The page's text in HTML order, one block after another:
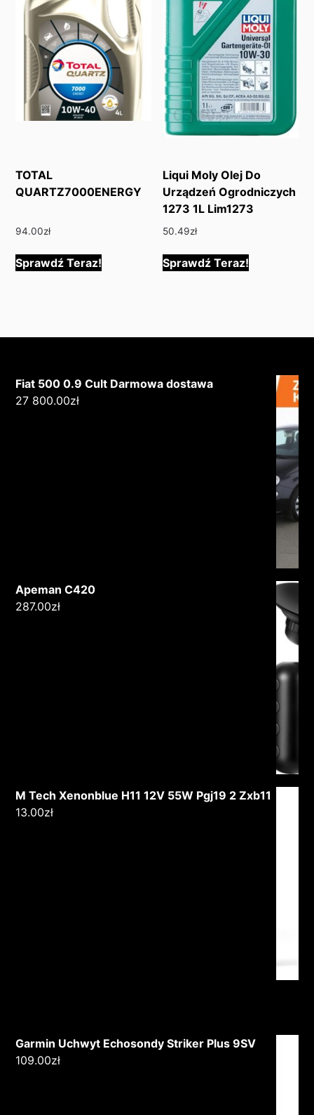
TOTAL
QUARTZ7000ENERGY
94.00zł
Sprawdź Teraz!
Liqui Moly Olej Do
Urządzeń Ogrodniczych
1273 1L Lim1273
50.49zł
Sprawdź Teraz!
Fiat 500 0.9 Cult Darmowa dostawa
27 800.00zł
Apeman C420
287.00zł
M Tech Xenonblue H11 12V 55W Pgj19 2 Zxb11
13.00zł
Garmin Uchwyt Echosondy Striker Plus 9SV
109.00zł